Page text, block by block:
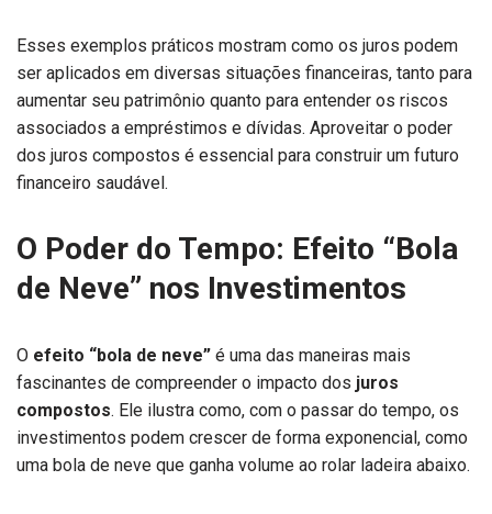
Esses exemplos práticos mostram como os juros podem
ser aplicados em diversas situações financeiras, tanto para
aumentar seu patrimônio quanto para entender os riscos
associados a empréstimos e dívidas. Aproveitar o poder
dos juros compostos é essencial para construir um futuro
financeiro saudável.
O Poder do Tempo: Efeito “Bola
de Neve” nos Investimentos
O efeito “bola de neve” é uma das maneiras mais
fascinantes de compreender o impacto dos juros
compostos. Ele ilustra como, com o passar do tempo, os
investimentos podem crescer de forma exponencial, como
uma bola de neve que ganha volume ao rolar ladeira abaixo.